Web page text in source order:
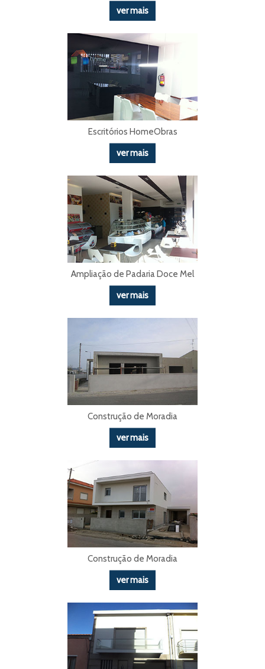
ver mais
Escritórios HomeObras
ver mais
Ampliação de Padaria Doce Mel
ver mais
Construção de Moradia
ver mais
Construção de Moradia
ver mais